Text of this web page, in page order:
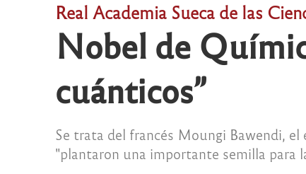
Real Academia Sueca de las
Nobel de
cuánticos”
Se trata del francés Moungi Bawendi, el
"plantaron una importante semilla para